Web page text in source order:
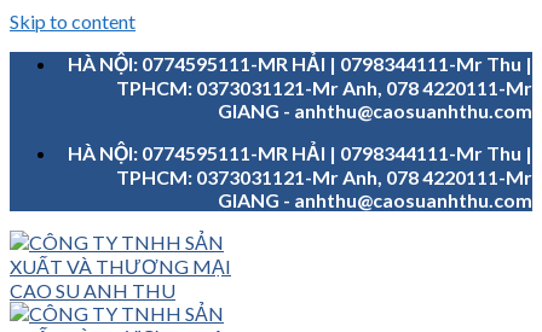
Skip to content
HÀ NỘI: 0774595111-MR HẢI | 0798344111-Mr Thu |
TPHCM: 0373031121-Mr Anh, 078 4220111-Mr
GIANG - anhthu@caosuanhthu.com
HÀ NỘI: 0774595111-MR HẢI | 0798344111-Mr Thu |
TPHCM: 0373031121-Mr Anh, 078 4220111-Mr
GIANG - anhthu@caosuanhthu.com